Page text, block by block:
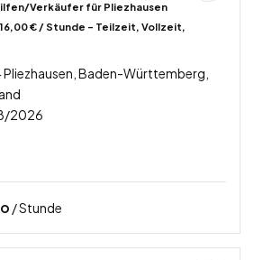
Verkäufer für Pliezhausen
€ / Stunde – Teilzeit, Vollzeit,
Pliezhausen, Baden-Württemberg,
2026
/ Stunde